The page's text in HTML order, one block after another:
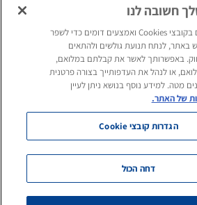
אחרינו
אתכם להכיר אותנו
ברשתות החברתיות!
או תגובה תמיד יתקבלו באהבה.
הפייסבוק
לעמוד
הלינקדאין
זכר, אך מתייחס לשני המינים כאחד.
חשובה לנו
אנחנו משתמשים בקובצי Cookies ואמצעים דומים כדי לשפר
באתר, לנתח תנועת גולשים ולהתאים
באפשרותך לאשר את קבלתם במלואם,
או לנהל את העדפותייך בצורה פרטנית
מטה. למידע נוסף בנושא ניתן לעיין
של האתר.
הגדרות קובצי Cookie
דחה הכול